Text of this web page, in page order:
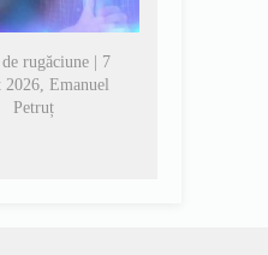
rugăciune | 7
2026, Emanuel
Petruț